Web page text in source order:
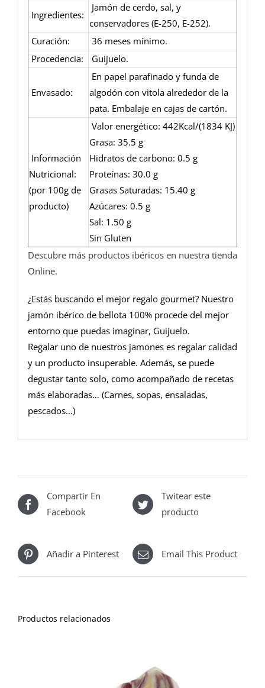
Ingredientes:
Jamón de cerdo, sal, y
conservadores (E-250, E-252).
Curación:
36 meses mínimo.
Procedencia:
Guijuelo.
Envasado:
En papel parafinado y funda de
algodón con vitola alrededor de la
pata. Embalaje en cajas de cartón.
Información
Nutricional:
(por 100g de
producto)
Valor energético: 442Kcal/(1834 KJ)
Grasa: 35.5 g
Hidratos de carbono: 0.5 g
Proteínas: 30.0 g
Grasas Saturadas: 15.40 g
Azúcares: 0.5 g
Sal: 1.50 g
Sin Gluten
Descubre más productos ibéricos en nuestra tienda
Online.
¿Estás buscando el mejor regalo gourmet? Nuestro
jamón ibérico de bellota 100% procede del mejor
entorno que puedas imaginar, Guijuelo.
Regalar uno de nuestros jamones es regalar calidad
y un producto insuperable. Además, se puede
degustar tanto solo, como acompañado de recetas
más elaboradas… (Carnes, sopas, ensaladas,
pescados…)
Compartir En
Facebook
Twitear este
producto
Añadir a Pinterest Email This Product
Productos relacionados